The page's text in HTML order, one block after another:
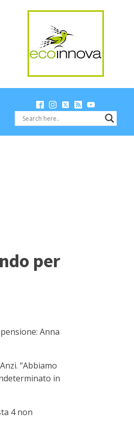
per
Anna
“Abbiamo
in
4 non